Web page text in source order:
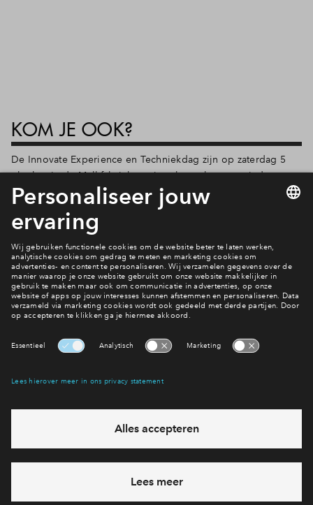
KOM JE OOK?
De Innovate Experience en Techniekdag zijn op zaterdag 5
oktober in de Melkfabriek gratis te bezoeken voor iedereen.
Dit programma is onderdeel van Innovate Festival 2019.
Bekijk het volledige programma op
www.innovatefestival.nl
Nieuws
eventuele projecten
Ja, ik wil mij aanmelden
Heb je een vraag en wil je direct antwoord? Bel ons op088